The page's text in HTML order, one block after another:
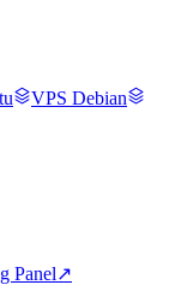
VPS Debian
Panel↗